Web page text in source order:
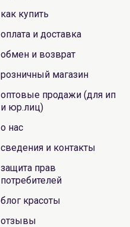
как купить
оплата и доставка
обмен и возврат
розничный магазин
оптовые продажи (для ип
и юр.лиц)
о нас
сведения и контакты
защита прав
потребителей
блог красоты
отзывы